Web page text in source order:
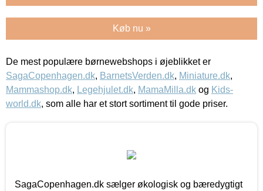
Køb nu »
De mest populære børnewebshops i øjeblikket er
SagaCopenhagen.dk, BarnetsVerden.dk, Miniature.dk,
Mammashop.dk, Legehjulet.dk, MamaMilla.dk og Kids-
world.dk, som alle har et stort sortiment til gode priser.
SagaCopenhagen.dk sælger økologisk og bæredygtigt